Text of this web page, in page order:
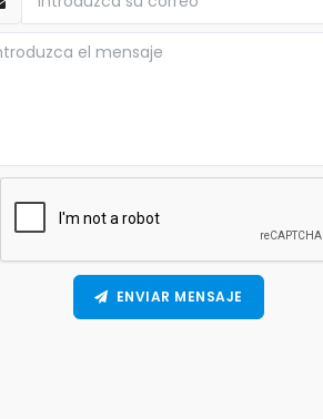
ENVIAR MENSAJE